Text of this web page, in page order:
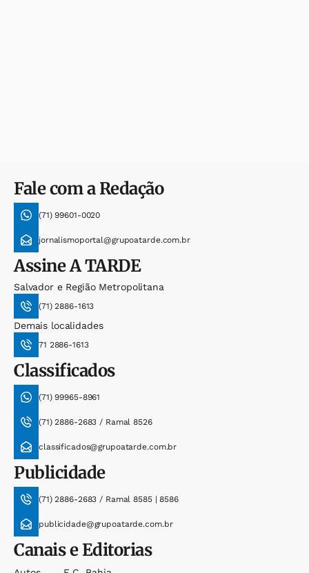
Fale com a Redação
(71) 99601-0020
jornalismoportal@grupoatarde.com.br
AssineA TARDE
Salvador e Região Metropolitana
(71) 2886-1613
Demais localidades
71 2886-1613
Classificados
(71) 99965-8961
(71) 2886-2683 / Ramal 8526
classificados@grupoatarde.com.br
Publicidade
(71) 2886-2683 / Ramal 8585 | 8586
publicidade@grupoatarde.com.br
Canais e Editorias